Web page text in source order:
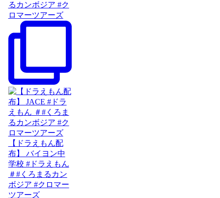
るカンボジア #ク
ロマーツアーズ
【ドラえもん配
布】 バイヨン中
学校 #ドラえもん
＃#くろまるカン
ボジア #クロマー
ツアーズ